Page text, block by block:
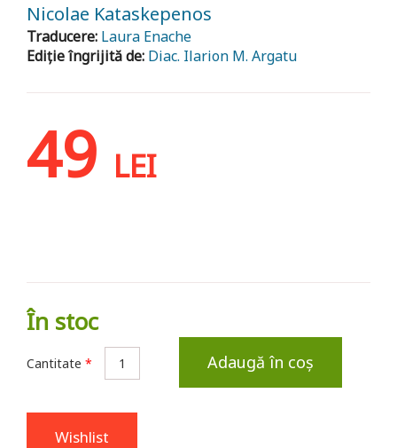
Nicolae Kataskepenos
Traducere: Laura Enache
Ediție îngrijită de: Diac. Ilarion M. Argatu
49 LEI
În stoc
Cantitate * Adaugă în coș
Wishlist